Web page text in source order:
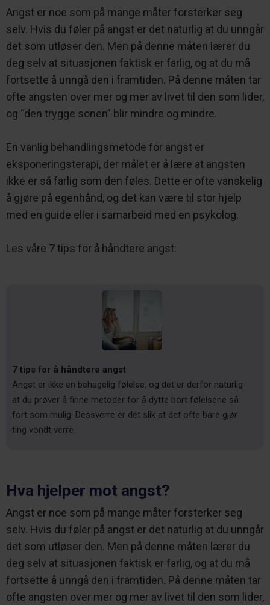
Angst er noe som på mange måter forsterker seg
selv. Hvis du føler på angst er det naturlig at du unngår
det som utløser den. Men på denne måten lærer du
deg selv at situasjonen faktisk er farlig, og at du må
fortsette å unngå den i framtiden. På denne måten tar
ofte angsten over mer og mer av livet til den som lider,
og “den trygge sonen” blir mindre og mindre.
En vanlig behandlingsmetode for angst er
eksponeringsterapi, der målet er å lære at angsten
ikke er så farlig som den føles. Dette er ofte vanskelig
å gjøre på egenhånd, og det kan være til stor hjelp
med en guide eller i samarbeid med en psykolog.
Les våre 7 tips for å håndtere angst:
7 tips for å håndtere angst
Angst er ikke en behagelig følelse, og det er derfor naturlig
at du prøver å finne metoder for å dytte bort følelsene så
fort som mulig. Dessverre er det slik at det ofte bare gjør
ting vondt verre.
Hva hjelper mot angst?
Angst er noe som på mange måter forsterker seg
selv. Hvis du føler på angst er det naturlig at du unngår
det som utløser den. Men på denne måten lærer du
deg selv at situasjonen faktisk er farlig, og at du må
fortsette å unngå den i framtiden. På denne måten tar
ofte angsten over mer og mer av livet til den som lider,